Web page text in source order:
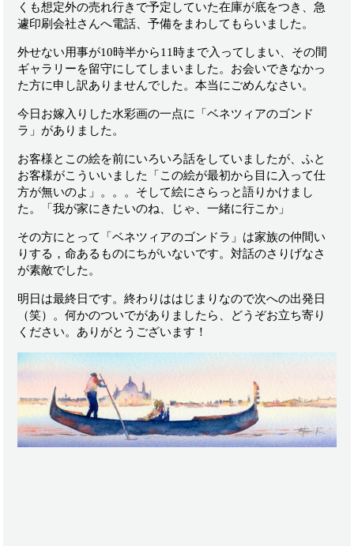
くも想定外の売れ行きで予定していた在庫が底をつき、急
遽印刷会社さんへ電話、予備をまわしてもらいました。
外せない用事が10時半から11時まで入ってしまい、その間
ギャラリーを留守にしてしまいました。お会いできなかっ
た方に申し訳ありませんでした。本当にごめんなさい。
今日お嫁入りした水彩画の一点に「ベネツィアのゴンド
ラ」がありました。
お客様とこの絵を前にいろいろ話をしていましたが、ふと
お客様がこういいました「この絵が最初から目に入って仕
方が無いのよ」。。。そして絵にさらっと語りかけまし
た。「我が家にきたいのね、じゃ、一緒に行こか」
その方にとって「ベネツィアのゴンドラ」は家族の仲間い
りする，命あるものにちがいないです。対話のさりげなさ
が素敵でした。
明日は最終日です。終わりははじまりなので次への出発日
（笑）。何かのついでがありましたら、どうぞお立ち寄り
ください。ありがとうございます！